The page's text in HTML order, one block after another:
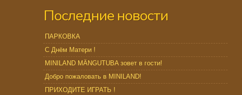
Последние новости
ПАРКОВКА
С Днём Матери !
MINILAND MÄNGUTUBA зовет в гости!
Добро пожаловать в MINILAND!
ПРИХОДИТЕ ИГРАТЬ !